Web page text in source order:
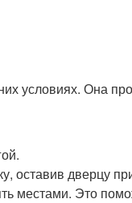
условиях. Она
оставив дверцу
местами. Это